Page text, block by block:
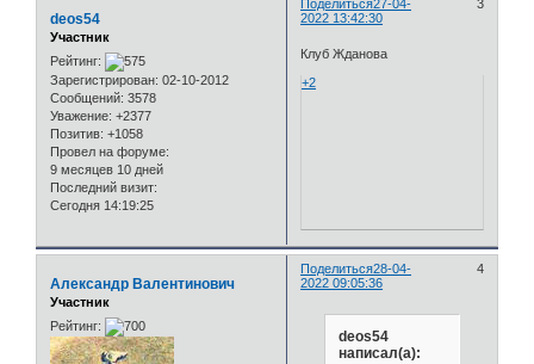
Поделиться 3
27-04-
2022 13:42:30
deos54
Участник
Рейтинг:
Зарегистрирован: 02-10-2012
Сообщений: 3578
Уважение: +2377
Позитив: +1058
Провел на форуме:
9 месяцев 10 дней
Последний визит:
Сегодня 14:19:25
Клуб Жданова
+2
Поделиться 4
28-04-
2022 09:05:36
Александр Валентинович
Участник
Рейтинг:
deos54
написал(а):